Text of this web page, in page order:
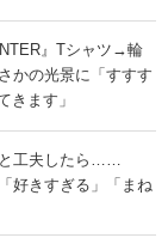
』Tシャツ→輪
の光景に「すすす
きます」
と工夫したら……
好きすぎる」「まね